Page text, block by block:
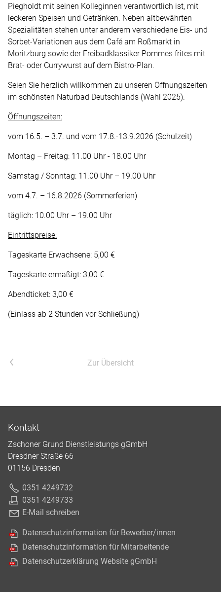
Piegholdt mit seinen Kolleginnen verantwortlich ist, mit
leckeren Speisen und Getränken. Neben altbewährten
Spezialitäten stehen unter anderem verschiedene Eis- und
Sorbet-Variationen aus dem Café am Roßmarkt in
Moritzburg sowie der Freibadklassiker Pommes frites mit
Brat- oder Currywurst auf dem Bistro-Plan.
Seien Sie herzlich willkommen zu unseren Öffnungszeiten
im schönsten Naturbad Deutschlands (Wahl 2025).
Öffnungszeiten:
vom 16.5. – 3.7. und vom 17.8.-13.9.2026 (Schulzeit)
Montag – Freitag: 11.00 Uhr - 18.00 Uhr
Samstag / Sonntag: 11.00 Uhr – 19.00 Uhr
vom 4.7. – 16.8.2026 (Sommerferien)
täglich: 10.00 Uhr – 19.00 Uhr
Eintrittspreise:
Tageskarte Erwachsene: 5,00 €
Tageskarte ermäßigt: 3,00 €
Abendticket: 3,00 €
(Einlass ab 2 Stunden vor Schließung)
Vorheriger Artikel Zur Übersicht
Kontakt
Zschoner Grund Dienstleistungs gGmbH
Dresdner Straße 66
01156 Dresden
0351 4249732
0351 4249733
E-Mail schreiben
Datenschutzinformation für Bewerber/innen
Datenschutzinformation für Mitarbeitende
Datenschutzerklärung Website gGmbH